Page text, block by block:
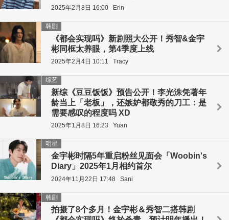
2025年2月8日 16:00 Erin
《都会实现吗》新剧照大公开！秀智&金宇
彬同框太养眼，第4季度上线
韩剧
2025年2月4日 10:11 Tracy
新综《豆豆饭饭》预告公开！李光洙凭著年
龄当上「老板」，还嫉妒都敬秀的刀工：是
需要感叹的程度吗 XD
综艺
2025年1月8日 16:23 Yuan
金宇彬时隔5年重启粉丝见面会「Woobin's
Diary」2025年1月相约首尔
明星
2024年11月22日 17:48 Sani
拍摄了8个多月！金宇彬＆秀智二搭韩剧
韩剧